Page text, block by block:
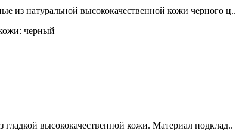
из натуральной высококачественной кожи черного ц..
черный
высококачественной кожи. Материал подклад..